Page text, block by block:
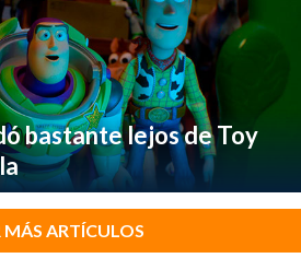
bastante lejos de Toy
MÁS ARTÍCULOS